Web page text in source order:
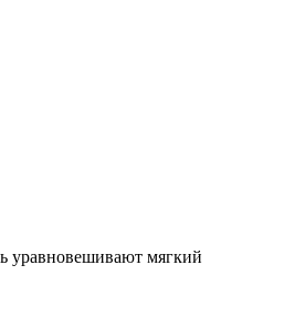
уравновешивают мягкий